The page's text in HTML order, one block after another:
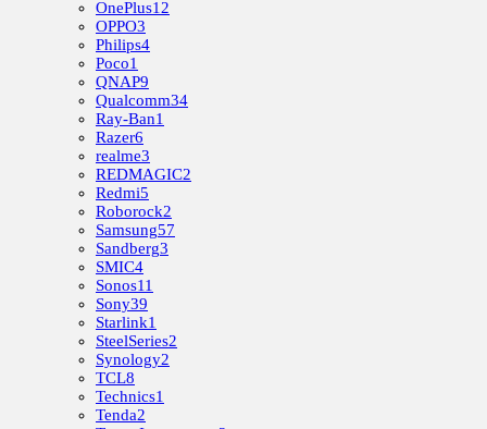
OnePlus12
OPPO3
Philips4
Poco1
QNAP9
Qualcomm34
Ray-Ban1
Razer6
realme3
REDMAGIC2
Redmi5
Roborock2
Samsung57
Sandberg3
SMIC4
Sonos11
Sony39
Starlink1
SteelSeries2
Synology2
TCL8
Technics1
Tenda2